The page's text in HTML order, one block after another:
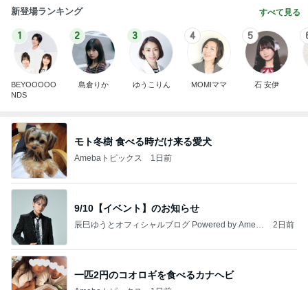
新登場ランキング すべて見る
1
BEYOOOOO
NDS
2
島倉りか
3
ゆうこりん
4
MOMIママ
5
石 安伊
モト冬樹 食べる時だけ来る愛犬
Amebaトピックス 1日前
9/10【イベント】のお知らせ
辰巳ゆうとオフィシャルブログ Powered by Ameb
2日前
一匹2円のコオロギを食べるカナヘビ